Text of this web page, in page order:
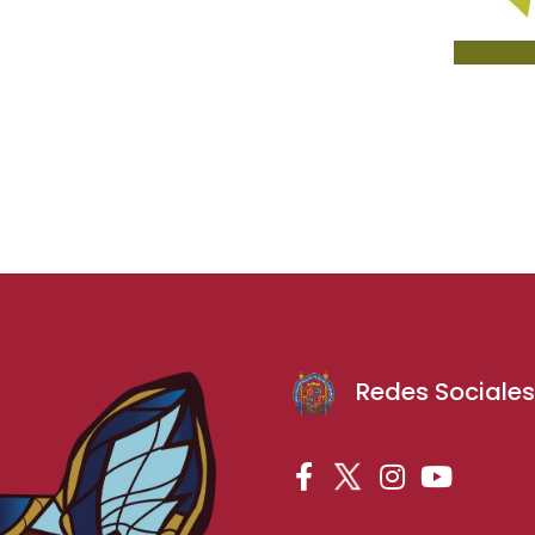
Redes Sociales